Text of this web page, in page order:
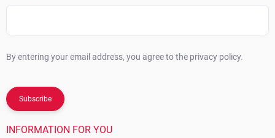
By entering your email address, you agree to the privacy policy.
Subscribe
INFORMATION FOR YOU